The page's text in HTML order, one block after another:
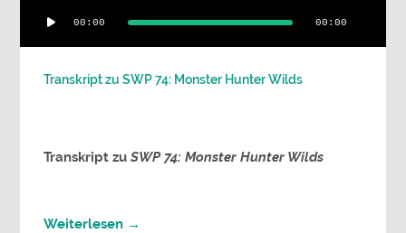
Player
00:00 00:00
Transkript zu SWP 74: Monster Hunter Wilds
Transkript zu SWP 74: Monster Hunter Wilds
Weiterlesen →